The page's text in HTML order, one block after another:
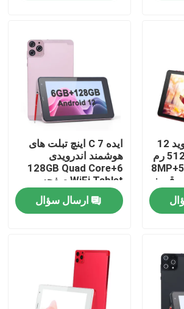
ایده C 8 اینچ اندروید 12
تبلت 6GB رم 512GB رم
8000mAh باتری 5+8MP
ایده C 7 اینچ تبلت های
هوشمند اندرویدی
6+128GB Quad Core
WiFi Tablet صفحه
نمایش لمسی اچ دی
برای نوجوانان CM515
((رنگ صورتی)
ارسال سؤال